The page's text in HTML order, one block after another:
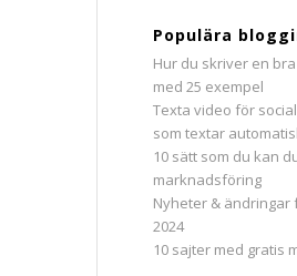
Populära
Hur du skriver en
med 25 exempel
Texta video för
som textar
10 sätt som du kan
marknadsföring
Nyheter & ändringar
2024
10 sajter med gratis